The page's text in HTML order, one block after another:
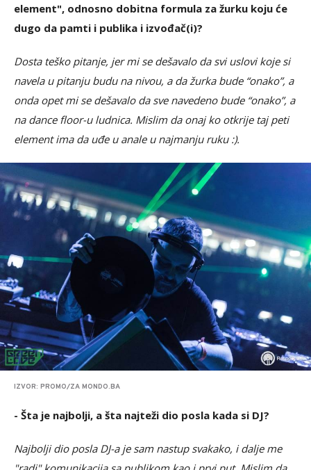
element", odnosno dobitna formula za žurku koju će
dugo da pamti i publika i izvođač(i)?
Dosta teško pitanje, jer mi se dešavalo da svi uslovi koje si
navela u pitanju budu na nivou, a da žurka bude “onako”, a
onda opet mi se dešavalo da sve navedeno bude “onako”, a
na dance floor-u ludnica. Mislim da onaj ko otkrije taj peti
element ima da uđe u anale u najmanju ruku :).
IZVOR: PROMO/ZA MONDO.BA
- Šta je najbolji, a šta najteži dio posla kada si DJ?
Najbolji dio posla DJ-a je sam nastup svakako, i dalje me